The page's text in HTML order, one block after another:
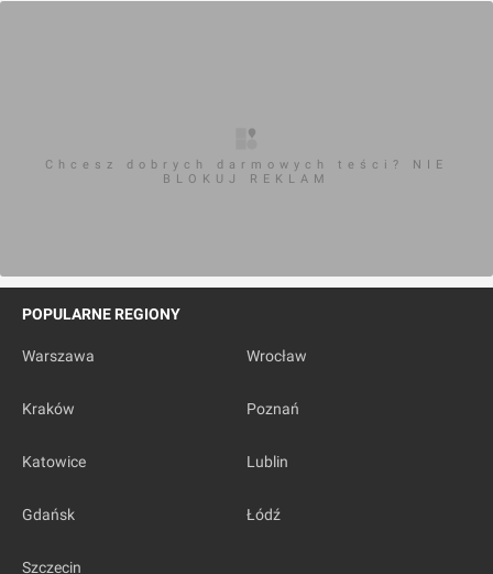
Chcesz dobrych darmowych teści? NIE
BLOKUJ REKLAM
POPULARNE REGIONY
Warszawa Wrocław
Kraków Poznań
Katowice Lublin
Gdańsk Łódź
Szczecin